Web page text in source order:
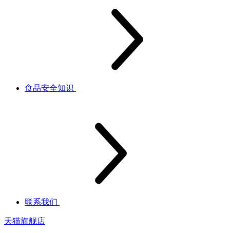
食品安全知识
联系我们
天猫旗舰店